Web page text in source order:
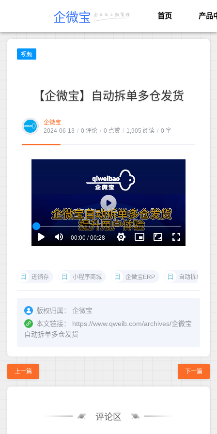
企微宝 首页 产品
视频
【企微宝】自动拆单多仓发货
企微宝
2024-06-13 / 0 评论 / 0 点赞 / 1,905 阅读 / 0 字
进销存 小程序商城 企微宝ERP 自动拆单
版权归属：
企微宝
本文链接：
https://www.qweib.com/archives/企微宝
自动拆单多仓发货
上一篇 下一篇
评论区